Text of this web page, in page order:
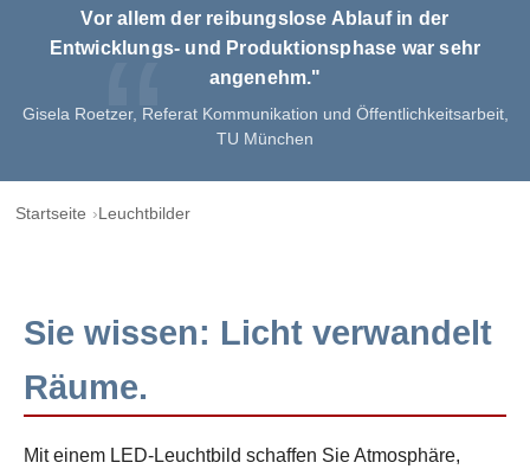
Vor allem der reibungslose Ablauf in der
Entwicklungs- und Produktionsphase war sehr
angenehm."
Gisela Roetzer, Referat Kommunikation und Öffentlichkeitsarbeit,
TU München
Startseite Leuchtbilder
Sie wissen: Licht verwandelt
Räume.
Mit einem LED-Leuchtbild schaffen Sie Atmosphäre,